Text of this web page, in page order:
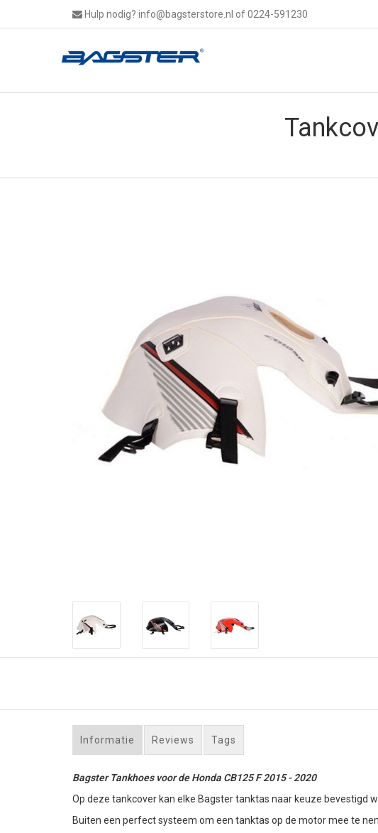
Hulp nodig? info@bagsterstore.nl of 0224-591230
Informatie Reviews Tags
Bagster Tankhoes voor de Honda CB125 F 2015 - 2020
Op deze tankcover kan elke Bagster tanktas naar keuze bevestigd
Buiten een perfect systeem om een tanktas op de motor mee te